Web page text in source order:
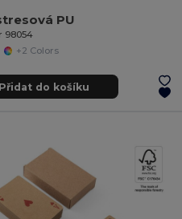
PU
98054
+2 Colors
Přidat do košíku